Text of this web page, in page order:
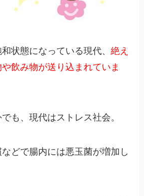
状態になっている現代、絶え
飲み物が送り込まれていま
も、現代はストレス社会。
どで腸内には悪玉菌が増加し